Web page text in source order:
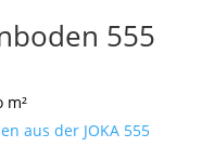
555
m²
aus der JOKA 555